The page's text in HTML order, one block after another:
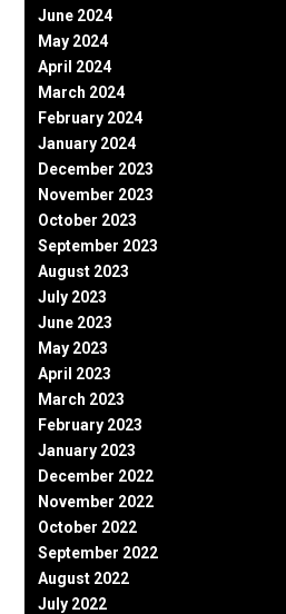
June 2024
May 2024
April 2024
March 2024
February 2024
January 2024
December 2023
November 2023
October 2023
September 2023
August 2023
July 2023
June 2023
May 2023
April 2023
March 2023
February 2023
January 2023
December 2022
November 2022
October 2022
September 2022
August 2022
July 2022